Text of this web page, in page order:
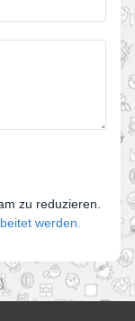
zu reduzieren.
werden.